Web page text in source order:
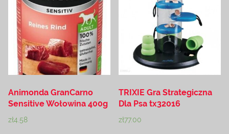
Animonda GranCarno
Sensitive Wołowina 400g
zł4.58
TRIXIE Gra Strategiczna
Dla Psa tx32016
zł77.00